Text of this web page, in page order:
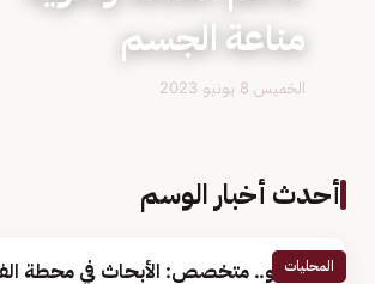
مناعة الجسم
الخميس 8 يونيو 2023
أحدث أخبار الوسم
المحليات
بالفيديو.. متخصص: الأبحاث في محطة